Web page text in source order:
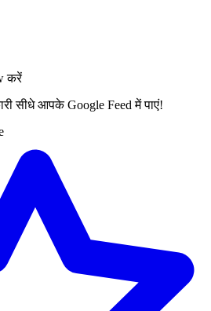
करें
सीधे आपके Google Feed में पाएं!